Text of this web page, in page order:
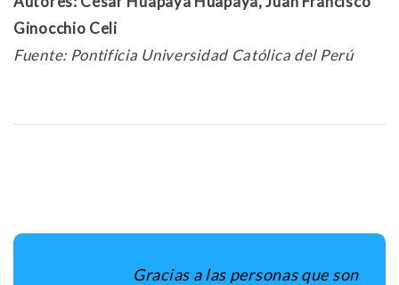
Ginocchio Celi
Fuente: Pontificia Universidad Católica del Perú
Gracias a las personas que son